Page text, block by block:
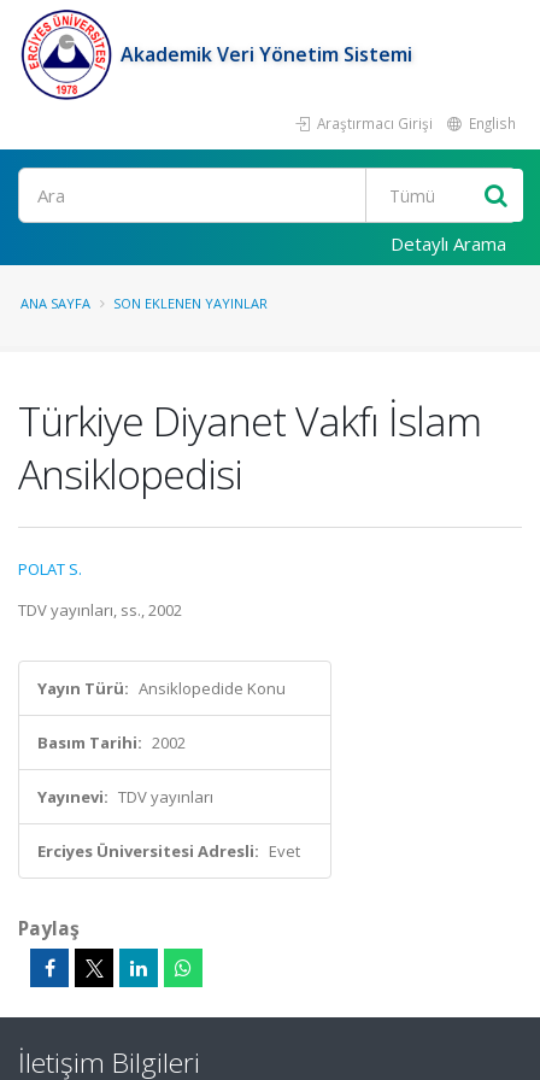
Akademik Veri Yönetim Sistemi
Araştırmacı Girişi English
Ara
Detaylı Arama
ANA SAYFA SON EKLENEN YAYINLAR
Türkiye Diyanet Vakfı İslam
Ansiklopedisi
POLAT S.
TDV yayınları, ss., 2002
Yayın Türü: Ansiklopedide Konu
Basım Tarihi: 2002
Yayınevi: TDV yayınları
Erciyes Üniversitesi Adresli: Evet
Paylaş
İletişim Bilgileri